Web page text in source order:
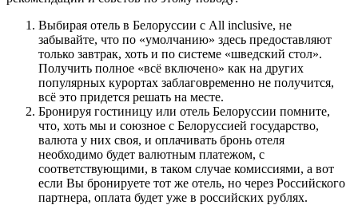
Выбирая отель в Белоруссии с All inclusive, не
забывайте, что по «умолчанию» здесь предоставляют
только завтрак, хоть и по системе «шведский стол».
Получить полное «всё включено» как на других
популярных курортах заблаговременно не получится,
всё это придется решать на месте.
Бронируя гостиницу или отель Белоруссии помните,
что, хоть мы и союзное с Белоруссией государство,
валюта у них своя, и оплачивать бронь отеля
необходимо будет валютным платежом, с
соответствующими, в таком случае комиссиями, а вот
если Вы бронируете тот же отель, но через Российского
партнера, оплата будет уже в российских рублях.